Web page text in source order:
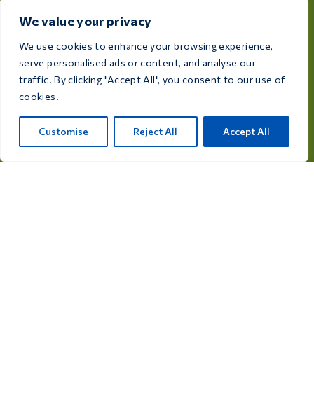
We value your privacy
We use cookies to enhance your browsing experience,
serve personalised ads or content, and analyse our
traffic. By clicking "Accept All", you consent to our use of
cookies.
Customise Reject All Accept All
tenyésztő és madárbarát igényeinek kielégítésére
Rijksweg 28a, 7975 RT Uffelte, Hollandia
info@care4bird.nl
Tájékoztatás